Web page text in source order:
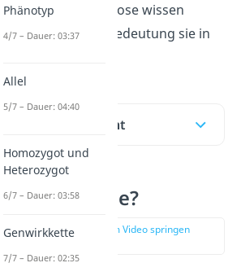
alles, was du zur Mitose wissen
musst und welche Bedeutung sie in
Inhaltsübersicht
Was ist Mitose?
zur Stelle im Video springen
Phänotyp
4/7 – Dauer: 03:37
Allel
5/7 – Dauer: 04:40
Homozygot und
Heterozygot
6/7 – Dauer: 03:58
Genwirkkette
7/7 – Dauer: 02:35